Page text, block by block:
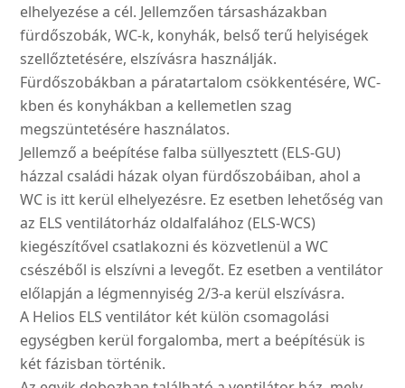
elhelyezése a cél. Jellemzően társasházakban
fürdőszobák, WC-k, konyhák, belső terű helyiségek
szellőztetésére, elszívásra használják.
Fürdőszobákban a páratartalom csökkentésére, WC-
kben és konyhákban a kellemetlen szag
megszüntetésére használatos.
Jellemző a beépítése falba süllyesztett (ELS-GU)
házzal családi házak olyan fürdőszobáiban, ahol a
WC is itt kerül elhelyezésre. Ez esetben lehetőség van
az ELS ventilátorház oldalfalához (ELS-WCS)
kiegészítővel csatlakozni és közvetlenül a WC
csészéből is elszívni a levegőt. Ez esetben a ventilátor
előlapján a légmennyiség 2/3-a kerül elszívásra.
A Helios ELS ventilátor két külön csomagolási
egységben kerül forgalomba, mert a beépítésük is
két fázisban történik.